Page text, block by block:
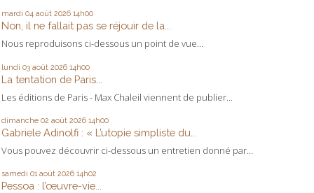
mardi 04 août 2026 14h00
Non, il ne fallait pas se réjouir de la...
Nous reproduisons ci-dessous un point de vue...
lundi 03 août 2026 14h00
La tentation de Paris...
Les éditions de Paris - Max Chaleil viennent de publier...
dimanche 02 août 2026 14h00
Gabriele Adinolfi : « L’utopie simpliste du...
Vous pouvez découvrir ci-dessous un entretien donné par...
samedi 01 août 2026 14h02
Pessoa : l’œuvre-vie...